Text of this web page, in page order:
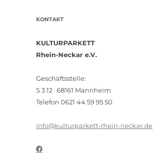
KONTAKT
KULTURPARKETT
Rhein-Neckar e.V.
Geschäftsstelle:
S 3 12 · 68161 Mannheim
Telefon 0621 44 59 95 50
info@kulturparkett-rhein-neckar.de